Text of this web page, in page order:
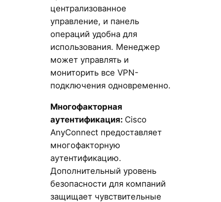
централизованное
управление, и панель
операций удобна для
использования. Менеджер
может управлять и
мониторить все VPN-
подключения одновременно.
Многофакторная
аутентификация: Cisco
AnyConnect предоставляет
многофакторную
аутентификацию.
Дополнительный уровень
безопасности для компаний
защищает чувствительные